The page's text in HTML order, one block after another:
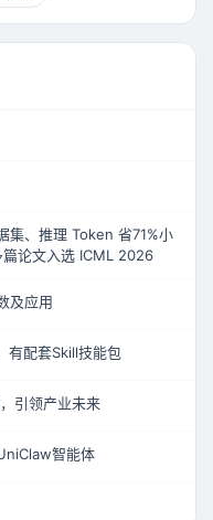
集、推理 Token 省71%小
论文入选 ICML 2026
及应用
有配套Skill技能包
引领产业未来
智能体